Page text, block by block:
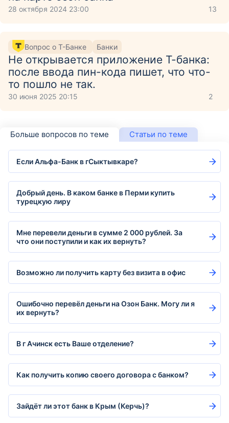
28 октября 2024 23:00 13
Вопрос о Т-Банке Банки
Не открывается приложение Т-банка:
после ввода пин-кода пишет, что что-
то пошло не так.
30 июня 2025 20:15 2
Больше вопросов по теме Статьи по теме
Если Альфа-Банк в гСыктывкаре?
Добрый день. В каком банке в Перми купить
турецкую лиру
Мне перевели деньги в сумме 2 000 рублей. За
что они поступили и как их вернуть?
Возможно ли получить карту без визита в офис
Ошибочно перевёл деньги на Озон Банк. Могу ли я
их вернуть?
В г Ачинск есть Ваше отделение?
Как получить копию своего договора с банком?
Зайдёт ли этот банк в Крым (Керчь)?